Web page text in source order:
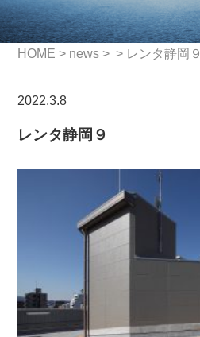
HOME > news > > レンタ静岡９
2022.3.8
レンタ静岡９